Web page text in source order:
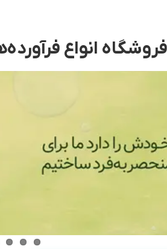
فروشگاه انواع